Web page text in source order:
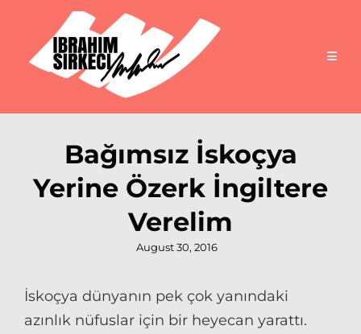
Bağımsız İskoçya
Yerine Özerk İngiltere
Verelim
Posted
August 30, 2016
İskoçya dünyanın pek çok yanındaki
azınlık nüfuslar için bir heyecan yarattı.